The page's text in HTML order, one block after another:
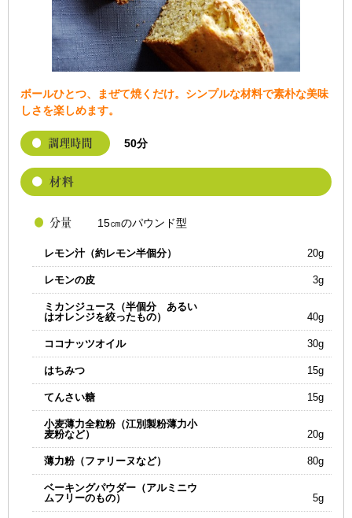
ボールひとつ、まぜて焼くだけ。シンプルな材料で素朴な美味
しさを楽しめます。
50分
15㎝のパウンド型
レモン汁（約レモン半個分） 20g
レモンの皮 3g
ミカンジュース（半個分 あるい
はオレンジを絞ったもの）
40g
ココナッツオイル 30g
はちみつ 15g
てんさい糖 15g
小麦薄力全粒粉（江別製粉薄力小
麦粉など）
20g
薄力粉（ファリーヌなど） 80g
ベーキングパウダー（アルミニウ
ムフリーのもの）
5g